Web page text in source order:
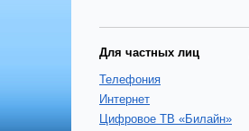
Для частных лиц
Телефония
Интернет
Цифровое ТВ «Билайн»